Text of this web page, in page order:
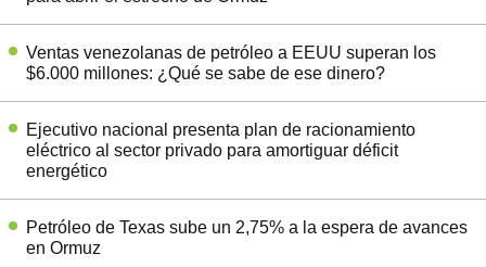
Ventas venezolanas de petróleo a EEUU superan los
$6.000 millones: ¿Qué se sabe de ese dinero?
Ejecutivo nacional presenta plan de racionamiento
eléctrico al sector privado para amortiguar déficit
energético
Petróleo de Texas sube un 2,75% a la espera de avances
en Ormuz